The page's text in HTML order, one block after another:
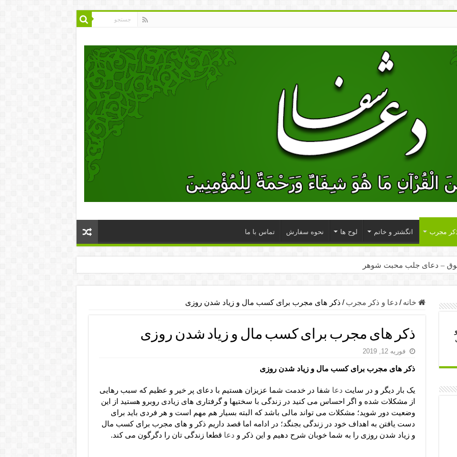
مجرب انگشتر و خاتم لوح ها نحوه سفارش تماس با ما
– دعای جلب محبت شوهر
– دعای یا من اظهر الجمیل برای حاجت
آن ها – ذکر مخصوص مستجاب الدعوه شدن
– دعای ترس و بی خوابی کودکان
دعای رفع مشکلات و طلب حاجت
– آیه‌ جلب ثروت و برکت مال
چشم زخم – دعای چشم زخم ماشاالله
برای آرامش قلب و رفع اضطراب
روز – دعای ثروت حضرت سلیمان
خانه / دعا و ذکر مجرب / ذکر های مجرب برای کسب مال و زیاد شدن روزی
ذکر های مجرب برای کسب مال و زیاد شدن روزی
فوریه 12, 2019
ذکر های مجرب برای کسب مال و زیاد شدن روزی
یک بار دیگر و در سایت دعا شفا در خدمت شما عزیزان هستیم با دعای پر خیر و عظیم که سبب رهایی
از مشکلات شده و اگر احساس می کنید در زندگی با سختیها و گرفتاری های زیادی روبرو هستید از این
وضعیت دور شوید؛ مشکلات می تواند مالی باشد که البته بسیار هم مهم است و هر فردی باید برای
دست یافتن به اهداف خود در زندگی بجنگد؛ در ادامه اما قصد داریم ذکر و های مجرب برای کسب مال
و زیاد شدن روزی را به شما خوبان شرح دهیم و این ذکر و دعا قطعا زندگی تان را دگرگون می کند.